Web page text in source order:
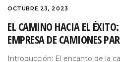
OCTUBRE 23, 2023
EL CAMINO HACIA EL
EMPRESA DE CAMIONES
Introducción: El encanto de la